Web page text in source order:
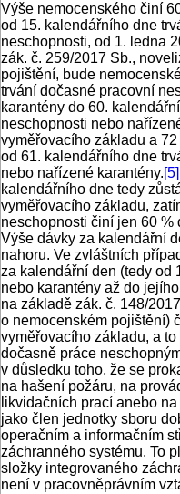
Výše nemocenského činí
od 15. kalendářního dne
neschopnosti, od 1. ledna
zák. č. 259/2017 Sb.,
pojištění, bude
trvání dočasné pracovní
karantény do 60.
neschopnosti nebo
vyměřovacího základu a
od 61. kalendářního dne
nebo nařízené karantény.[5]
kalendářního dne tedy
vyměřovacího základu,
neschopnosti činí jen 60
Výše dávky za kalendářní
nahoru. Ve zvláštních
za kalendářní den (tedy od
nebo karantény až do
na základě zák. č. 148/
o nemocenském pojištění)
vyměřovacího základu, a
dočasně práce
v důsledku toho, že se
na hašení požáru, na
likvidačních prací anebo
jako člen jednotky sboru
operačním a informačním
záchranného systému. To
složky integrovaného
není v pracovněprávním